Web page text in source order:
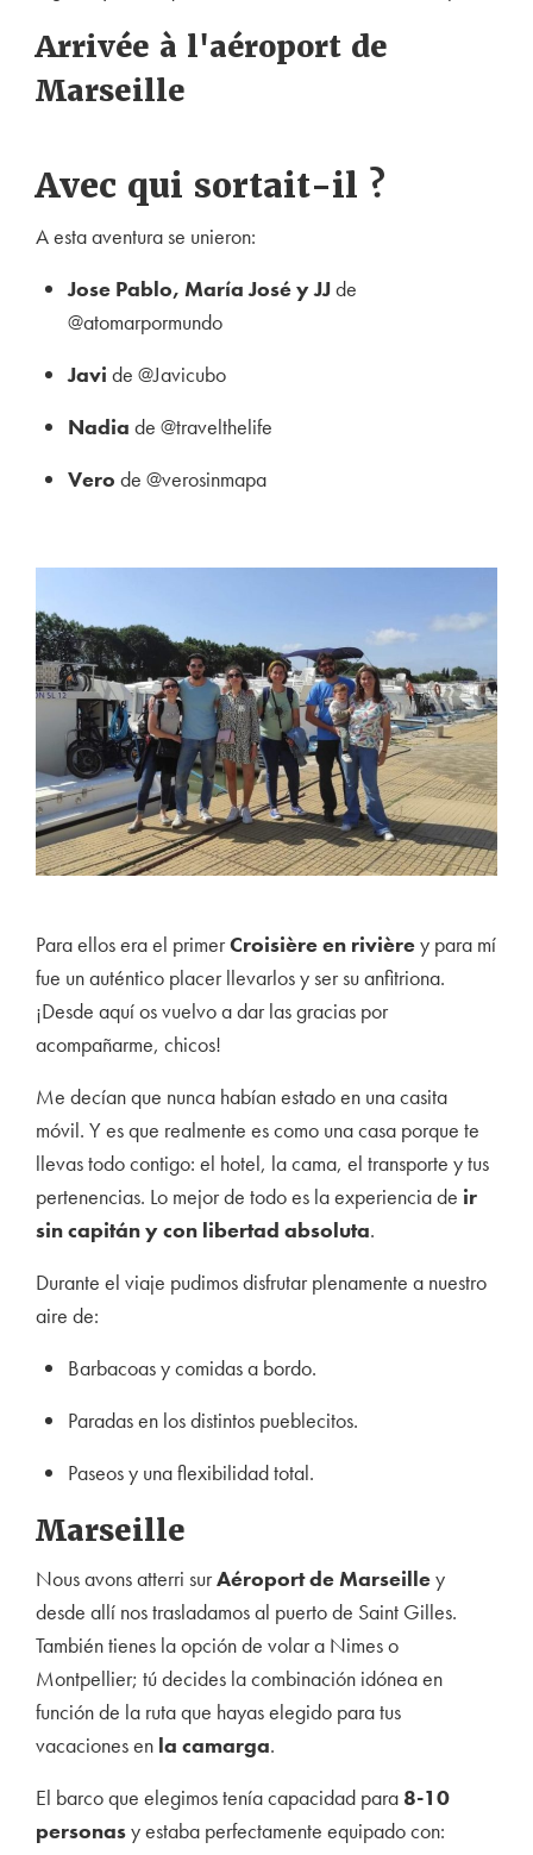
Arrivée à l'aéroport de
Marseille
Avec qui sortait-il ?
A esta aventura se unieron:
Jose Pablo, María José y JJde
@atomarpormundo
Javi de @Javicubo
Nadia de @travelthelife
Vero de @verosinmapa
Para ellos era el primerCroisière en rivièrey para mí
fue un auténtico placer llevarlos y ser su anfitriona.
¡Desde aquí os vuelvo a dar las gracias por
acompañarme, chicos!
Me decían que nunca habían estado en una casita
móvil. Y es que realmente es como una casa porque te
llevas todo contigo: el hotel, la cama, el transporte y tus
pertenencias. Lo mejor de todo es la experiencia de ir
sin capitán y con libertad absoluta.
Durante el viaje pudimos disfrutar plenamente a nuestro
aire de:
Barbacoas y comidas a bordo.
Paradas en los distintos pueblecitos.
Paseos y una flexibilidad total.
Marseille
Nous avons atterri surAéroport de Marseilley
desde allí nos trasladamos al puerto de Saint Gilles.
También tienes la opción de volar a Nimes o
Montpellier; tú decides la combinación idónea en
función de la ruta que hayas elegido para tus
vacaciones en la camarga.
El barco que elegimos tenía capacidad para 8-10
personasy estaba perfectamente equipado con: